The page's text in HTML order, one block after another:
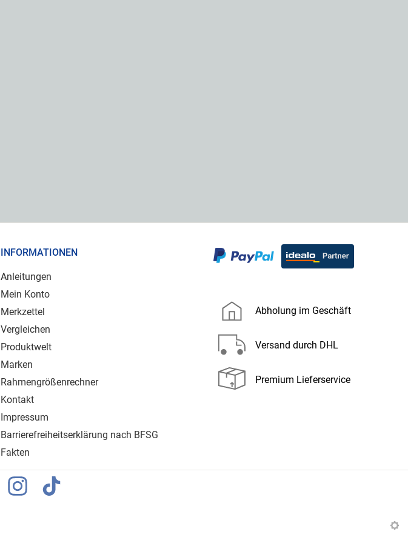
INFORMATIONEN
Anleitungen
Mein Konto
Merkzettel
Vergleichen
Produktwelt
Marken
Rahmengrößenrechner
Kontakt
Impressum
Barrierefreiheitserklärung nach BFSG
Fakten
Abholung im Geschäft
Versand durch DHL
Premium Lieferservice